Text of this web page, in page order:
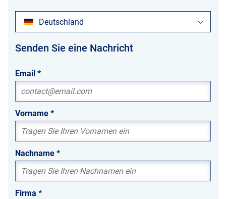
Deutschland
Senden Sie eine Nachricht
Email *
Vorname *
Nachname *
Firma *